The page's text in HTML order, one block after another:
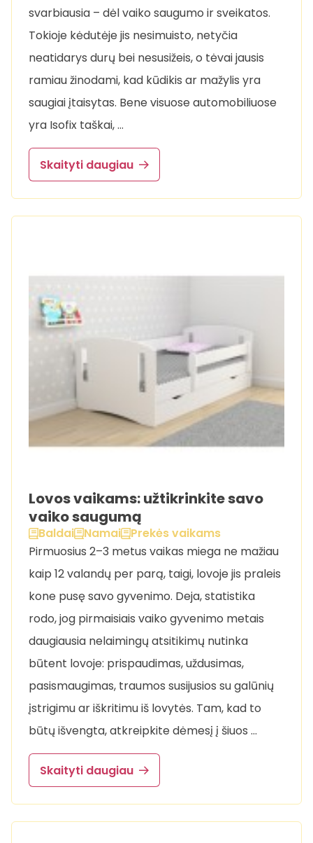
svarbiausia – dėl vaiko saugumo ir sveikatos.
Tokioje kėdutėje jis nesimuisto, netyčia
neatidarys durų bei nesusižeis, o tėvai jausis
ramiau žinodami, kad kūdikis ar mažylis yra
saugiai įtaisytas. Bene visuose automobiliuose
yra Isofix taškai, …
Skaityti daugiau
Lovos vaikams: užtikrinkite savo
vaiko saugumą
Baldai Namai
Prekės vaikams
Pirmuosius 2–3 metus vaikas miega ne mažiau
kaip 12 valandų per parą, taigi, lovoje jis praleis
kone pusę savo gyvenimo. Deja, statistika
rodo, jog pirmaisiais vaiko gyvenimo metais
daugiausia nelaimingų atsitikimų nutinka
būtent lovoje: prispaudimas, uždusimas,
pasismaugimas, traumos susijusios su galūnių
įstrigimu ar iškritimu iš lovytės. Tam, kad to
būtų išvengta, atkreipkite dėmesį į šiuos …
Skaityti daugiau